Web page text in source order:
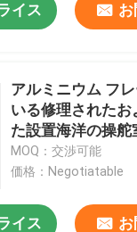
イス
アルミニウム フ
いる修理されたお
た設置海洋の操舵
MOQ：交渉可能
価格：Negotiatable
イス